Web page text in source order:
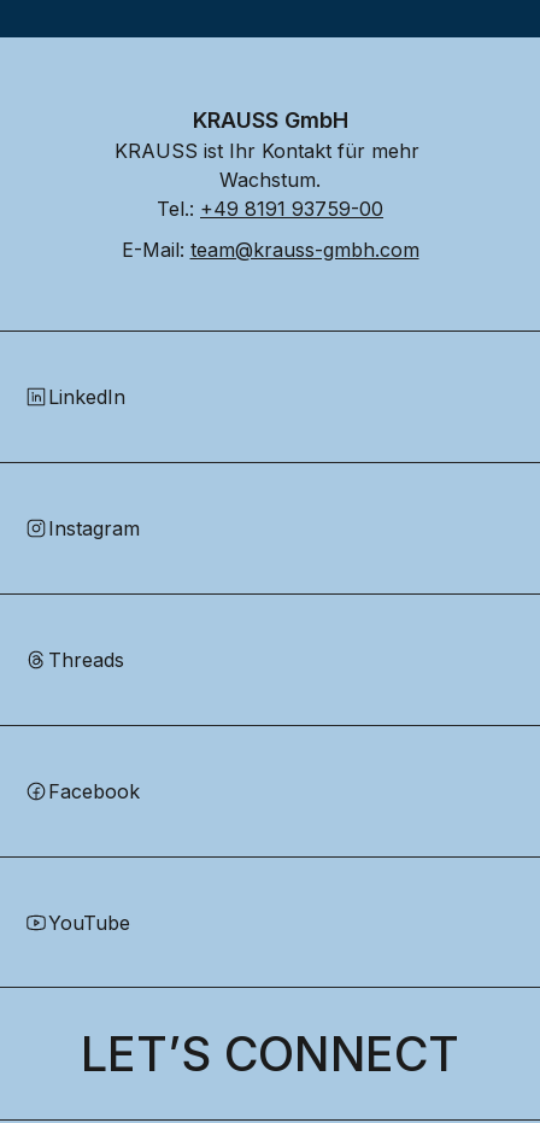
KRAUSS GmbH
KRAUSS ist Ihr Kontakt für mehr
Wachstum.
Tel.: +49 8191 93759-00
E-Mail: team@krauss-gmbh.com
LinkedIn
Instagram
Threads
Facebook
YouTube
LET’S CONNECT